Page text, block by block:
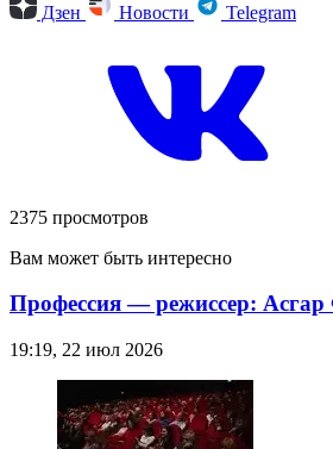
Дзен Новости Telegram
2375 просмотров
Вам может быть интересно
Профессия — режиссер:
19:19, 22 июл 2026